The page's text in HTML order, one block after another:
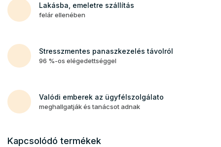
Lakásba, emeletre szállítás
felár ellenében
Stresszmentes panaszkezelés távolról
96 %-os elégedettséggel
Valódi emberek az ügyfélszolgálato
meghallgatják és tanácsot adnak
Kapcsolódó termékek